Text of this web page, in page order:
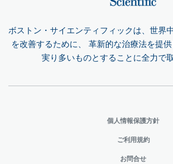
ボストン・サイエンティフィックは、世界
を改善するために、 革新的な治療法を提
実り多いものとすることに全力で
個人情報保護方針
ご利用規約
お問合せ